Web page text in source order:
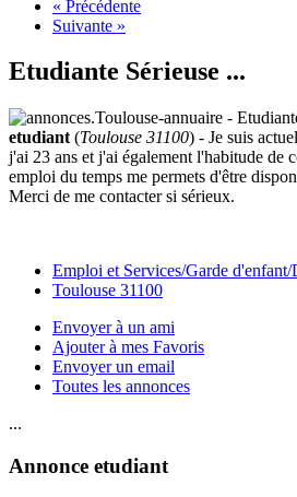
« Précédente
Suivante »
Etudiante Sérieuse ...
etudiant (Toulouse 31100) - Je suis
j'ai 23 ans et j'ai également l'habitude de
emploi du temps me permets d'être
Merci de me contacter si sérieux.
Emploi et Services/Garde
Toulouse 31100
Envoyer à un ami
Ajouter à mes Favoris
Envoyer un email
Toutes les annonces
...
Annonce etudiant